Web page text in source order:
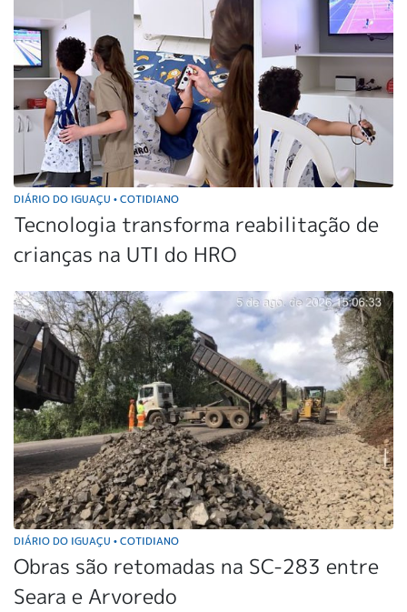
DIÁRIO DO IGUAÇU • COTIDIANO
Tecnologia transforma reabilitação de
crianças na UTI do HRO
DIÁRIO DO IGUAÇU • COTIDIANO
Obras são retomadas na SC-283 entre
Seara e Arvoredo